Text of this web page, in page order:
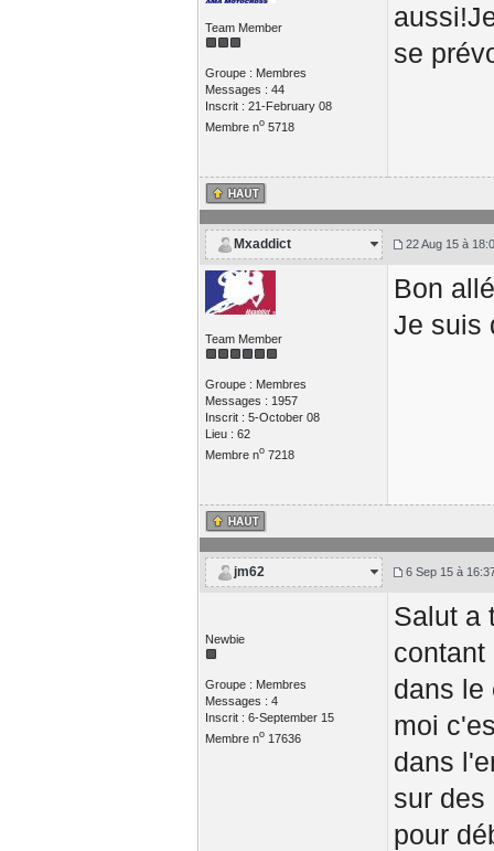
Team Member
Groupe : Membres
Messages : 44
Inscrit : 21-February 08
Membre no5718
se
Mxaddict 22 Aug 15 à
Team Member
Groupe : Membres
Messages : 1957
Inscrit : 5-October 08
Lieu : 62
Membre no7218
Bon
Je suis
jm62 6 Sep 15 à
Newbie
Groupe : Membres
Messages : 4
Inscrit : 6-September 15
Membre no17636
Salut a
contant
dans le
moi
dans
sur des
pour